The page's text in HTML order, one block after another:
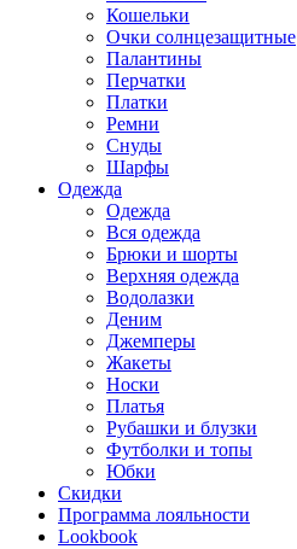
Кошельки
Очки солнцезащитные
Палантины
Перчатки
Платки
Ремни
Снуды
Шарфы
Одежда
Одежда
Вся одежда
Брюки и шорты
Верхняя одежда
Водолазки
Деним
Джемперы
Жакеты
Носки
Платья
Рубашки и блузки
Футболки и топы
Юбки
Скидки
Программа лояльности
Lookbook